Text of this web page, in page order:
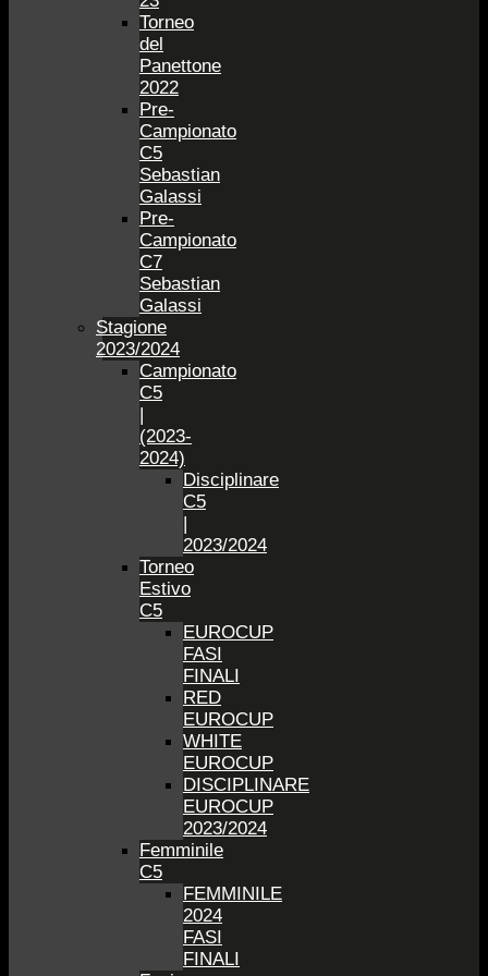
Torneo
del
Panettone
2022
Pre-
Campionato
C5
Sebastian
Galassi
Pre-
Campionato
C7
Sebastian
Galassi
Stagione
2023/2024
Campionato
C5
|
(2023-
2024)
Disciplinare
C5
|
2023/2024
Torneo
Estivo
C5
EUROCUP
FASI
FINALI
RED
EUROCUP
WHITE
EUROCUP
DISCIPLINARE
EUROCUP
2023/2024
Femminile
C5
FEMMINILE
2024
FASI
FINALI